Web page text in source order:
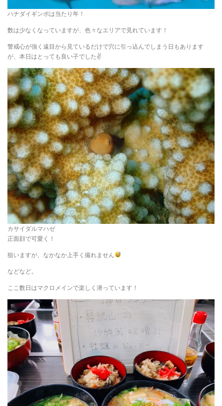
ハナダイギンポは当たり年！
数は少なくなっていますが、色々なエリアで見れています！
警戒心が強く遠目から見ているだけで穴に引っ込んでしまう日もあります
が、本日はとっても良い子でした✌️
カサイダルマハゼ
正面顔で可愛く！
狙いますが、なかなか上手く撮れません
などなど。
ここ数日はマクロメインで楽しく潜っています！